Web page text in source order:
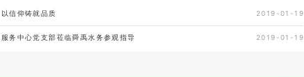
信仰铸就品质 2019-01-19
务中心党支部莅临舜禹水务参观指导 2019-01-19